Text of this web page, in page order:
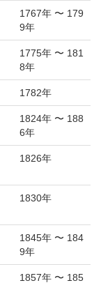
1767年 〜 179
9年
1775年 〜 181
8年
1782年
1824年 〜 188
6年
1826年
1830年
1845年 〜 184
9年
1857年 〜 185